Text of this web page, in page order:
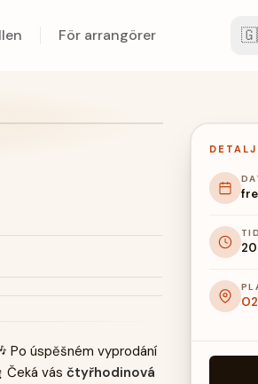
För arrangörer
Po úspěšném vyprodání
Čeká vás čtyřhodinová
TID